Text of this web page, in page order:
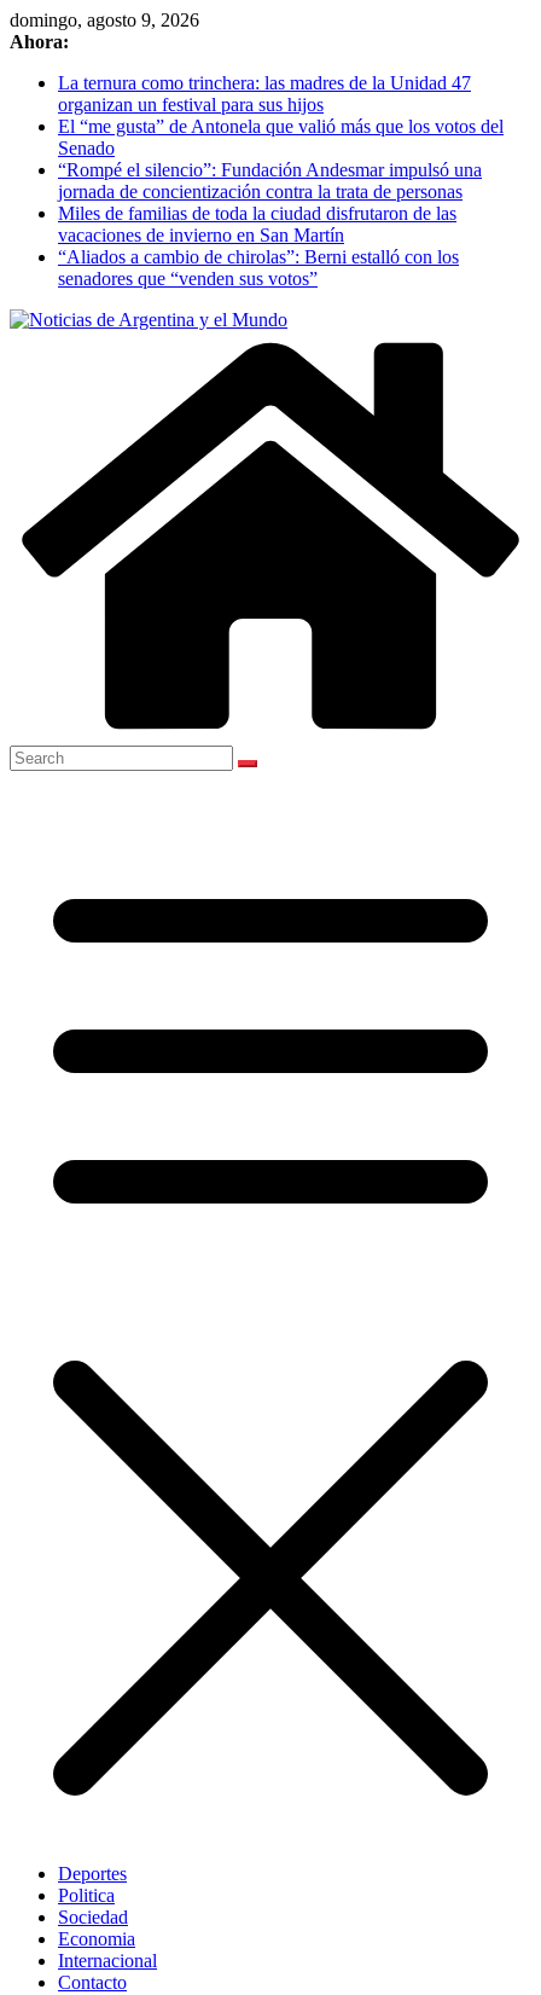
Skip
to
domingo, agosto 9, 2026
Ahora:
La ternura como trinchera: las madres de la Unidad 47
organizan un festival para sus hijos
El “me gusta” de Antonela que valió más que los votos del
Senado
“Rompé el silencio”: Fundación Andesmar impulsó una
jornada de concientización contra la trata de personas
Miles de familias de toda la ciudad disfrutaron de las
vacaciones de invierno en San Martín
“Aliados a cambio de chirolas”: Berni estalló con los
senadores que “venden sus votos”
Deportes
Politica
Sociedad
Economia
Internacional
Contacto